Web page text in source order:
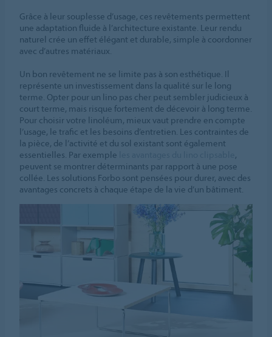
Grâce à leur souplesse d’usage, ces revêtements permettent
une adaptation fluide à l’architecture existante. Leur rendu
naturel crée un effet élégant et durable, simple à coordonner
avec d’autres matériaux.
Un bon revêtement ne se limite pas à son esthétique. Il
représente un investissement dans la qualité sur le long
terme. Opter pour un lino pas cher peut sembler judicieux à
court terme, mais risque fortement de décevoir à long terme.
Pour choisir votre linoléum, mieux vaut prendre en compte
l’usage, le trafic et les besoins d’entretien. Les contraintes de
la pièce, de l’activité et du sol existant sont également
essentielles. Par exemple
,
peuvent se montrer déterminants par rapport à une pose
collée. Les solutions Forbo sont pensées pour durer, avec des
avantages concrets à chaque étape de la vie d’un bâtiment.